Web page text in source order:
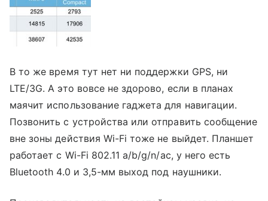
В то же время тут нет ни поддержки GPS, ни
LTE/3G. А это вовсе не здорово, если в планах
маячит использование гаджета для навигации.
Позвонить с устройства или отправить сообщение
вне зоны действия Wi-Fi тоже не выйдет. Планшет
работает с Wi-Fi 802.11 a/b/g/n/ac, у него есть
Bluetooth 4.0 и 3,5-мм выход под наушники.